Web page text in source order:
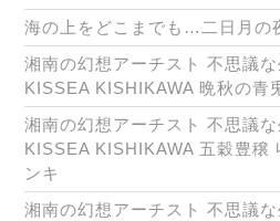
海の上をどこまでも…二日月の
湘南の幻想アーチスト 不思議
KISSEA KISHIKAWA 晩秋の青
湘南の幻想アーチスト 不思議
KISSEA KISHIKAWA 五穀豊穣
ンキ
湘南の幻想アーチスト 不思議